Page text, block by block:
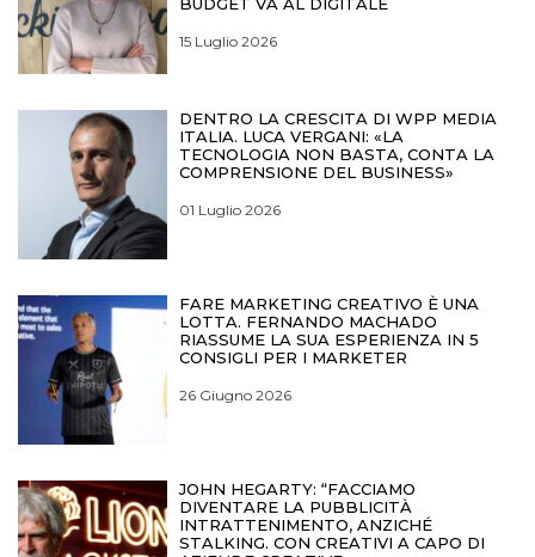
15 Luglio 2026
DENTRO LA CRESCITA DI WPP MEDIA
ITALIA. LUCA VERGANI: «LA
TECNOLOGIA NON BASTA, CONTA LA
COMPRENSIONE DEL BUSINESS»
01 Luglio 2026
FARE MARKETING CREATIVO È UNA
LOTTA. FERNANDO MACHADO
RIASSUME LA SUA ESPERIENZA IN 5
CONSIGLI PER I MARKETER
26 Giugno 2026
JOHN HEGARTY: “FACCIAMO
DIVENTARE LA PUBBLICITÀ
INTRATTENIMENTO, ANZICHÉ
STALKING. CON CREATIVI A CAPO DI